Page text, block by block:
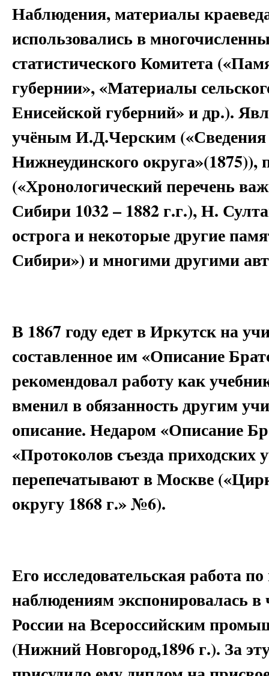
Наблюдения, материалы
использовались в
статистического Комитета
губернии», «Материалы
Енисейской губерний» и др.).
учёным И.Д.Черским
Нижнеудинского
(«Хронологический перечень
Сибири 1032 – 1882 г.г.), Н.
острога и некоторые другие
Сибири») и многими другими
В 1867 году едет в Иркутск на
составленное им «Описание
рекомендовал работу как
вменил в обязанность другим
описание. Недаром «Описание
«Протоколов съезда приходских
перепечатывают в Москве
округу 1868 г.» №6).
Его исследовательская работа
наблюдениям экспонировалась
России на Всероссийским
(Нижний Новгород,1896 г.). За